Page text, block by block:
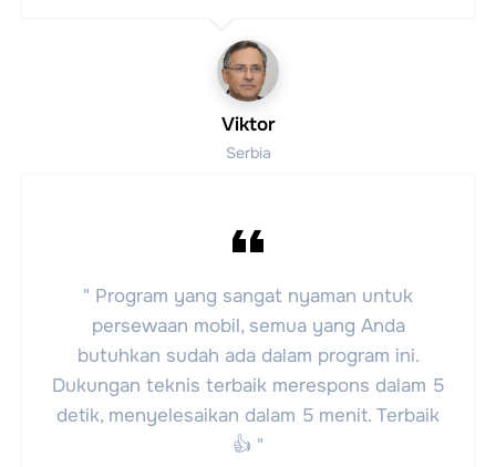
Viktor
Serbia
" Program yang sangat nyaman untuk
persewaan mobil, semua yang Anda
butuhkan sudah ada dalam program ini.
Dukungan teknis terbaik merespons dalam 5
detik, menyelesaikan dalam 5 menit. Terbaik
👍 "